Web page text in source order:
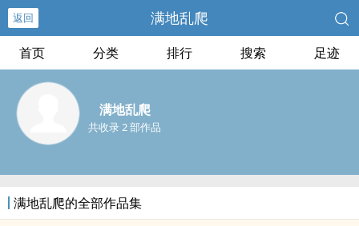
返回 满地乱爬
首页 分类 排行 搜索 足迹
满地乱爬
共收录 2 部作品
满地乱爬的全部作品集